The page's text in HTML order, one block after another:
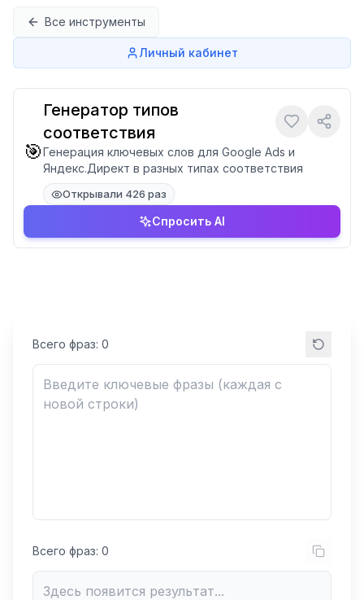
Все инструменты
Личный кабинет
🎯
Генератор типов
соответствия
Генерация ключевых слов для Google Ads и
Яндекс.Директ в разных типах соответствия
Открывали 426 раз
Спросить AI
Всего фраз: 0
Всего фраз: 0